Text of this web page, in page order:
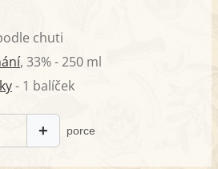
chuti
, 33% - 250 ml
- 1 balíček
+ porce